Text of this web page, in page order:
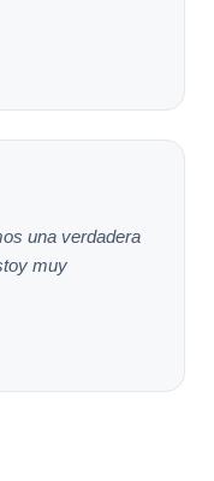
una verdadera
muy